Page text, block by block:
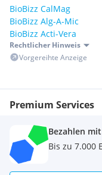
Für kräftiges
Calmag
Calcium & Magnesium
Perfekt bei Led
Osmosewasser
Stammbaum Growshop
Meinhartsdorfergasse
1150 Wien
Montag – Samstag:
BioBizz CalMag
BioBizz Alg-A-Mic
BioBizz Acti-Vera
Rechtlicher Hinweis
Vorgereihte Anzeige
Premium Services
Bezahlen
Bis zu 7.000